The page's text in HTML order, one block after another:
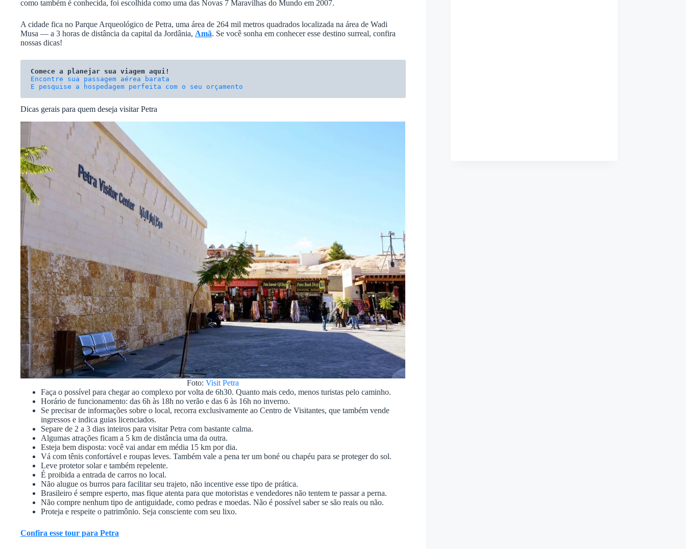
como também é conhecida, foi escolhida como uma das Novas 7 Maravilhas do Mundo em 2007.
A cidade fica no Parque Arqueológico de Petra, uma área de 264 mil metros quadrados localizada na área de Wadi
Musa — a 3 horas de distância da capital da Jordânia, Amã. Se você sonha em conhecer esse destino surreal, confira
nossas dicas!
Comece a planejar sua viagem aqui!
E pesquise a hospedagem perfeita com o seu orçamento
Dicas gerais para quem deseja visitar Petra
Foto:Visit Petra
Faça o possível para chegar ao complexo por volta de 6h30. Quanto mais cedo, menos turistas pelo caminho.
Horário de funcionamento: das 6h às 18h no verão e das 6 às 16h no inverno.
Se precisar de informações sobre o local, recorra exclusivamente ao Centro de Visitantes, que também vende
ingressos e indica guias licenciados.
Separe de 2 a 3 dias inteiros para visitar Petra com bastante calma.
Algumas atrações ficam a 5 km de distância uma da outra.
Esteja bem disposta: você vai andar em média 15 km por dia.
Vá com tênis confortável e roupas leves. Também vale a pena ter um boné ou chapéu para se proteger do sol.
Leve protetor solar e também repelente.
É proibida a entrada de carros no local.
Não alugue os burros para facilitar seu trajeto, não incentive esse tipo de prática.
Brasileiro é sempre esperto, mas fique atenta para que motoristas e vendedores não tentem te passar a perna.
Não compre nenhum tipo de antiguidade, como pedras e moedas. Não é possível saber se são reais ou não.
Proteja e respeite o patrimônio. Seja consciente com seu lixo.
Confira esse tour para Petra